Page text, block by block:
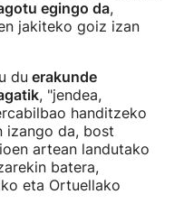
egingo da,
jakiteko goiz izan
du erakunde
, "jendea,
handitzeko
izango da, bost
artean landutako
batera,
eta Ortuellako